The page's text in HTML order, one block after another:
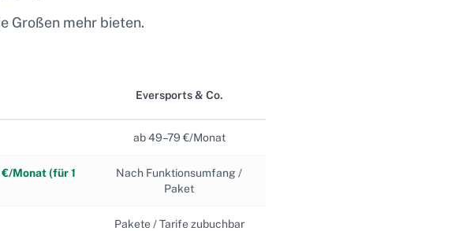
Großen mehr bieten.
Eversports & Co.
ab 49–79 €/Monat
Monat (für 1
Nach Funktionsumfang /
Paket
Pakete / Tarife zubuchbar